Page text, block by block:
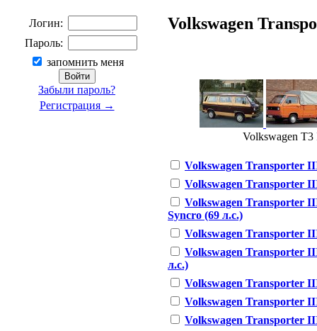
Логин:
Пароль:
запомнить меня
Забыли пароль?
Регистрация →
Volkswagen
Volkswagen T3
Volkswagen Transporter
Volkswagen Transporter
Volkswagen Transporter
Syncro (69 л.с.)
Volkswagen Transporter
Volkswagen Transporter
л.с.)
Volkswagen Transporter
Volkswagen Transporter
Volkswagen Transporter